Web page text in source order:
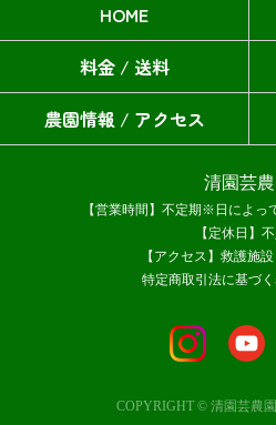
HOME
料金 / 送料
農園情報 / アクセス
清園芸農
【営業時間】不定期※日によっ
【定休日】
【アクセス】救護施
特定商取引法に基づ
COPYRIGHT © 清園芸農園